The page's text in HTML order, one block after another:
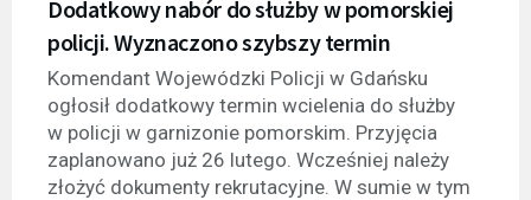
Dodatkowy nabór do służby w pomorskiej
policji. Wyznaczono szybszy termin
Komendant Wojewódzki Policji w Gdańsku
ogłosił dodatkowy termin wcielenia do służby
w policji w garnizonie pomorskim. Przyjęcia
zaplanowano już 26 lutego. Wcześniej należy
złożyć dokumenty rekrutacyjne. W sumie w tym